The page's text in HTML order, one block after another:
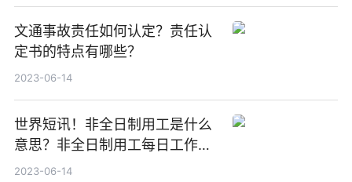
文通事故责任如何认定？责任认
定书的特点有哪些？
2023-06-14
世界短讯！非全日制用工是什么
意思？非全日制用工每日工作时
间不超过多长时间？
2023-06-14